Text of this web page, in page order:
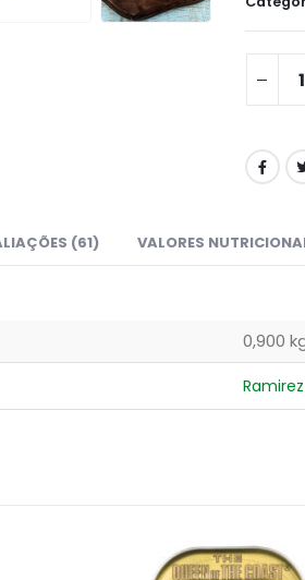
(61) VALORES
0,900
Ramirez